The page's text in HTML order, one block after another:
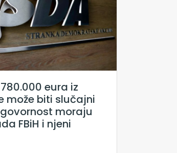
eura iz
može biti slučajni
moraju
FBiH i njeni